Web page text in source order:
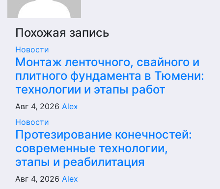
Похожая запись
Новости
Монтаж ленточного, свайного и
плитного фундамента в Тюмени:
технологии и этапы работ
Авг 4, 2026 Alex
Новости
Протезирование конечностей:
современные технологии,
этапы и реабилитация
Авг 4, 2026 Alex